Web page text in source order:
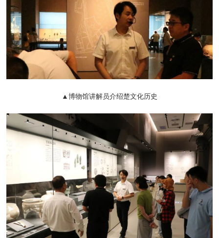
▲博物馆讲解员介绍楚文化历史